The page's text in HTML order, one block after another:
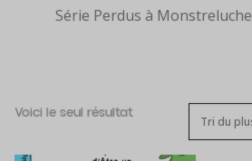
Série Perdus à Monstreluche
Voici le seul résultat